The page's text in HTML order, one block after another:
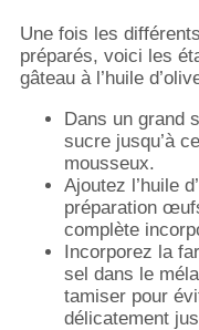
Une fois les
préparés, voici les
gâteau à l’huile
Dans un grand
sucre jusqu’à
mousseux.
Ajoutez l’huile
préparation
complète
Incorporez la
sel dans le
tamiser pour
délicatement